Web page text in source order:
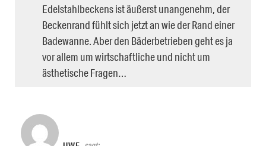
Edelstahlbeckens ist äußerst unangenehm, der
Beckenrand fühlt sich jetzt an wie der Rand einer
Badewanne. Aber den Bäderbetrieben geht es ja
vor allem um wirtschaftliche und nicht um
ästhetische Fragen…